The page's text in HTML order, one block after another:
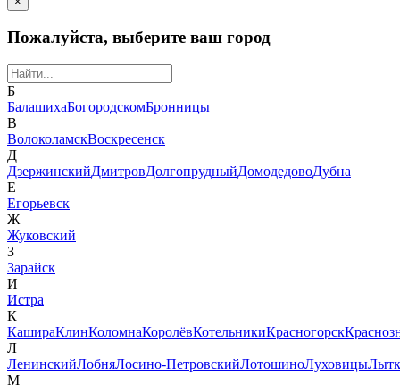
Пожалуйста, выберите ваш город
Б
БалашихаБогородскомБронницы
В
ВолоколамскВоскресенск
Д
ДзержинскийДмитровДолгопрудныйДомодедовоДубна
Е
Егорьевск
Ж
Жуковский
З
Зарайск
И
Истра
К
КашираКлинКоломнаКоролёвКотельникиКрасногорск
Л
ЛенинскийЛобняЛосино-ПетровскийЛотошиноЛуховицы
М